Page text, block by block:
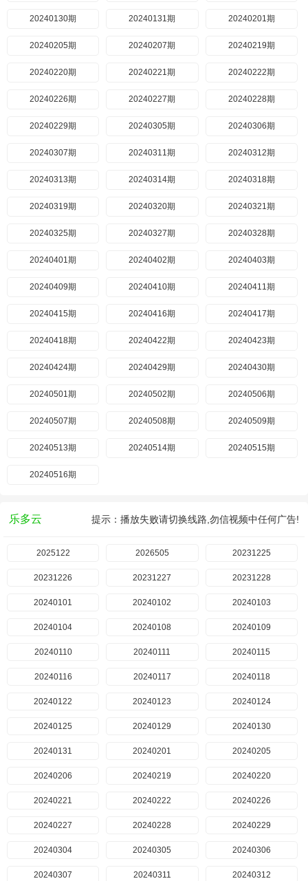
20240130期 20240131期 20240201期
20240205期 20240207期 20240219期
20240220期 20240221期 20240222期
20240226期 20240227期 20240228期
20240229期 20240305期 20240306期
20240307期 20240311期 20240312期
20240313期 20240314期 20240318期
20240319期 20240320期 20240321期
20240325期 20240327期 20240328期
20240401期 20240402期 20240403期
20240409期 20240410期 20240411期
20240415期 20240416期 20240417期
20240418期 20240422期 20240423期
20240424期 20240429期 20240430期
20240501期 20240502期 20240506期
20240507期 20240508期 20240509期
20240513期 20240514期 20240515期
20240516期
乐多云 提示：播放失败请切换线路,勿信视频中任何广告!
2025122 2026505 20231225
20231226 20231227 20231228
20240101 20240102 20240103
20240104 20240108 20240109
20240110 20240111 20240115
20240116 20240117 20240118
20240122 20240123 20240124
20240125 20240129 20240130
20240131 20240201 20240205
20240206 20240219 20240220
20240221 20240222 20240226
20240227 20240228 20240229
20240304 20240305 20240306
20240307 20240311 20240312